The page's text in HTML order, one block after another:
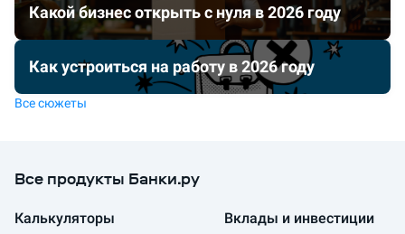
Какой бизнес открыть с нуля в 2026 году
Как устроиться на работу в 2026 году
Все сюжеты
Все продукты Банки.ру
Калькуляторы Вклады и инвестиции